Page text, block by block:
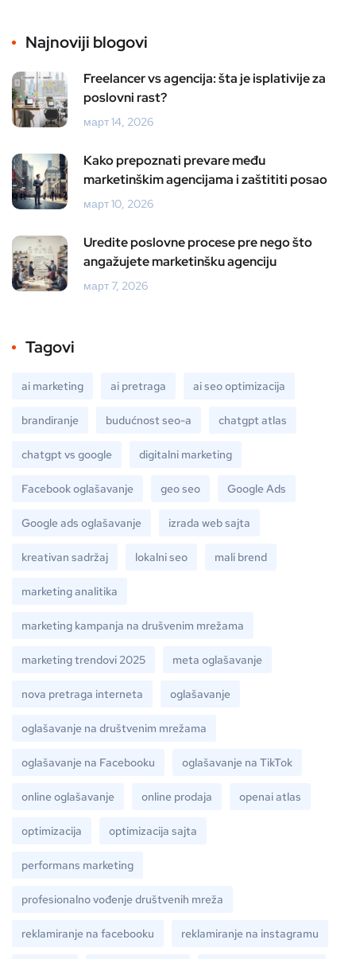
Najnoviji blogovi
Freelancer vs agencija: šta je isplativije za
poslovni rast?
март 14, 2026
Kako prepoznati prevare među
marketinškim agencijama i zaštititi posao
март 10, 2026
Uredite poslovne procese pre nego što
angažujete marketinšku agenciju
март 7, 2026
Tagovi
ai marketing ai pretraga ai seo optimizacija
brandiranje budućnost seo-a chatgpt atlas
chatgpt vs google digitalni marketing
Facebook oglašavanje geo seo Google Ads
Google ads oglašavanje izrada web sajta
kreativan sadržaj lokalni seo mali brend
marketing analitika
marketing kampanja na drušvenim mrežama
marketing trendovi 2025 meta oglašavanje
nova pretraga interneta oglašavanje
oglašavanje na društvenim mrežama
oglašavanje na Facebooku oglašavanje na TikTok
online oglašavanje online prodaja openai atlas
optimizacija optimizacija sajta
performans marketing
profesionalno vođenje društvenih mreža
reklamiranje na facebooku reklamiranje na instagramu